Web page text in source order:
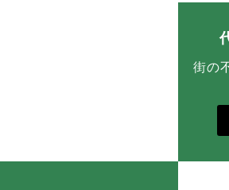
街の